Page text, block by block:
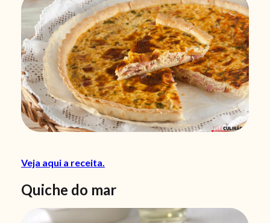
Veja aqui a receita.
Quiche do mar